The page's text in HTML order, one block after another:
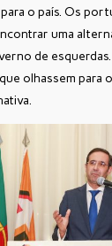
o país. Os
uma
de
olhassem para